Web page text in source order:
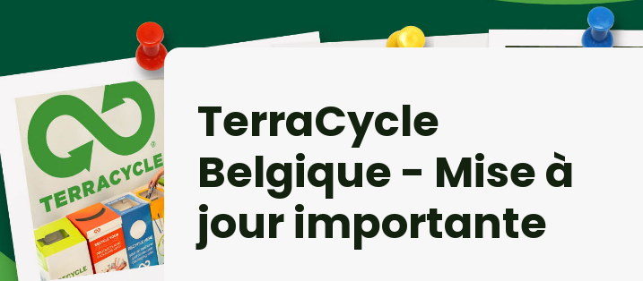
TerraCycle
Belgique - Mise à
jour importante